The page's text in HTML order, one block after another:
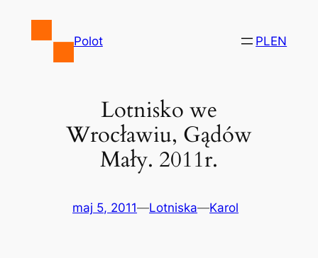
Polot PLEN
Lotnisko we
Wrocławiu, Gądów
Mały. 2011r.
maj 5, 2011—Lotniska—Karol